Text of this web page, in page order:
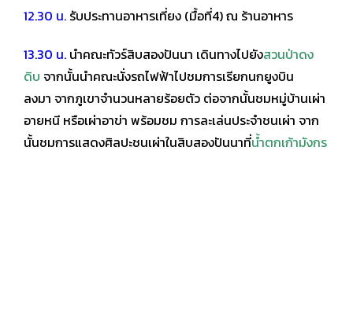
12.30 น. รับประทานอาหารเที่ยง (มื้อที่4) ณ ร้านอาหาร
13.30 น. นำคณะทัวร์สิบสองปันนา เดินทางไปยังสวนป่าดง
ดิบ จากนั้นนำคณะนั่งรถไฟฟ้าไปชมการเรียกนกยูงบิน
ลงมา จากภูเขาจำนวนหลายร้อยตัว ต่อจากนั้นชมหมู่บ้านเผ่า
อายหนี หรือเผ่าอาข่า พร้อมชม การละเล่นประจำชนเผ่า จาก
นั้นชมการแสดงศิลปะชนเผ่าในสิบสองปันนาที่น้ำตกเก้ามังกร